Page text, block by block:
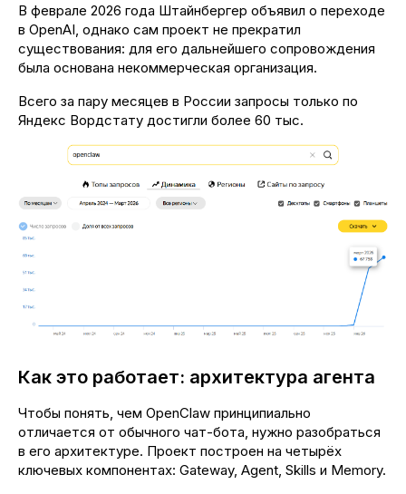
В феврале 2026 года Штайнбергер объявил о переходе
в OpenAI, однако сам проект не прекратил
существования: для его дальнейшего сопровождения
была основана некоммерческая организация.
Всего за пару месяцев в России запросы только по
Яндекс Вордстату достигли более 60 тыс.
Как это работает: архитектура агента
Чтобы понять, чем OpenClaw принципиально
отличается от обычного чат-бота, нужно разобраться
в его архитектуре. Проект построен на четырёх
ключевых компонентах: Gateway, Agent, Skills и Memory.